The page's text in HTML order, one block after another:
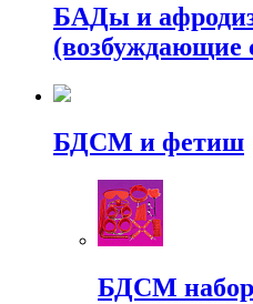
БАДы и
(возбуждающие
БДСМ и фетиш
БДСМ